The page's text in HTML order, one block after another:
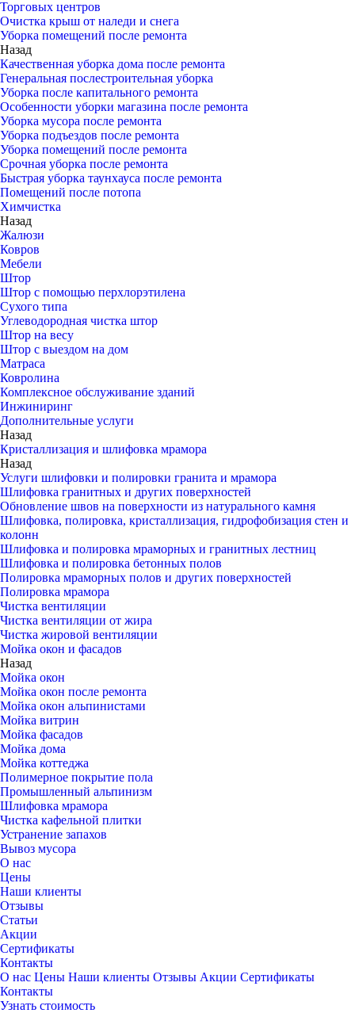
Торговых центров
Очистка крыш от наледи и снега
Уборка помещений после ремонта
Назад
Качественная уборка дома после ремонта
Генеральная послестроительная уборка
Уборка после капитального ремонта
Особенности уборки магазина после ремонта
Уборка мусора после ремонта
Уборка подъездов после ремонта
Уборка помещений после ремонта
Срочная уборка после ремонта
Быстрая уборка таунхауса после ремонта
Помещений после потопа
Химчистка
Назад
Жалюзи
Ковров
Мебели
Штор
Штор с помощью перхлорэтилена
Сухого типа
Углеводородная чистка штор
Штор на весу
Штор с выездом на дом
Матраса
Ковролина
Комплексное обслуживание зданий
Инжиниринг
Дополнительные услуги
Назад
Кристаллизация и шлифовка мрамора
Назад
Услуги шлифовки и полировки гранита и мрамора
Шлифовка гранитных и других поверхностей
Обновление швов на поверхности из натурального камня
Шлифовка, полировка, кристаллизация, гидрофобизация стен и
колонн
Шлифовка и полировка мраморных и гранитных лестниц
Шлифовка и полировка бетонных полов
Полировка мраморных полов и других поверхностей
Полировка мрамора
Чистка вентиляции
Чистка вентиляции от жира
Чистка жировой вентиляции
Мойка окон и фасадов
Назад
Мойка окон
Мойка окон после ремонта
Мойка окон альпинистами
Мойка витрин
Мойка фасадов
Мойка дома
Мойка коттеджа
Полимерное покрытие пола
Промышленный альпинизм
Шлифовка мрамора
Чистка кафельной плитки
Устранение запахов
Вывоз мусора
О нас
Цены
Наши клиенты
Отзывы
Статьи
Акции
Сертификаты
Контакты
О нас Цены Наши клиенты Отзывы Акции Сертификаты
Контакты
Узнать стоимость